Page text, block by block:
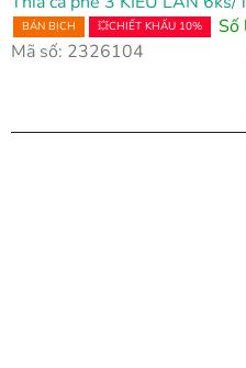
BÁN BỊCH 💥CHIẾT KHẤU 10% Số
Mã số: 2326104